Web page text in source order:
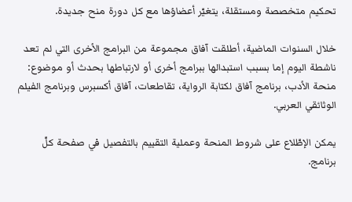
تحكيم متخصصة ومستقلة، يتغيّر أعضاؤها مع كل دورة منح جديدة.
خلال السنوات الماضية، أطلقت آفاق مجموعة من البرامج الأخرى التي لم تعد
ناشطة اليوم إما بسبب استبدالها ببرامج أخرى أو لارتباطها بحدث أو موضوع:
منحة الأدب، برنامج آفاق لكتابة الرواية، تقاطعات، آفاق أكسبرس وبرنامج الفيلم
الوثائقي العربي.
يمكن الإطّلاع على شروط المنحة وعملية التقييم بالتفصيل في صفحة كلّ
برنامج.